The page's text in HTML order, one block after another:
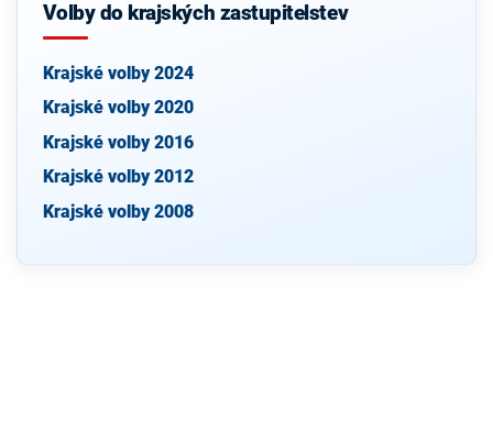
Volby do krajských zastupitelstev
Krajské volby 2024
Krajské volby 2020
Krajské volby 2016
Krajské volby 2012
Krajské volby 2008